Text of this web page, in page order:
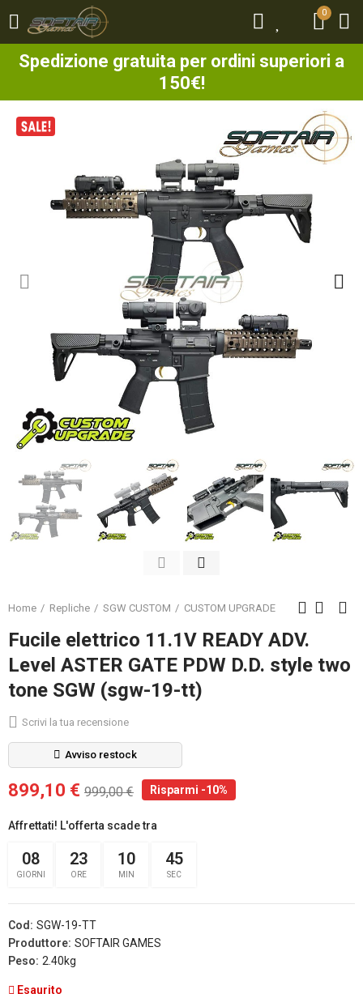
0
Spedizione gratuita per ordini superiori a
150€!
0
Home Repliche SGW CUSTOM CUSTOM UPGRADE
Fucile elettrico 11.1V READY ADV.
Level ASTER GATE PDW D.D. style two
tone SGW (sgw-19-tt)
Scrivi la tua recensione
Avviso restock
899,10 € 999,00 € Risparmi -10%
Affrettati! L'offerta scade tra
08
GIORNI
23
ORE
10
MIN
44
SEC
Cod: SGW-19-TT
Produttore: SOFTAIR GAMES
Peso: 2.40kg
Esaurito